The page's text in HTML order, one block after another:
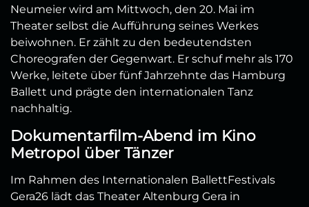
Neumeier wird am Mittwoch, den 20. Mai im
Theater selbst die Aufführung seines Werkes
beiwohnen. Er zählt zu den bedeutendsten
Choreografen der Gegenwart. Er schuf mehr als 170
Werke, leitete über fünf Jahrzehnte das Hamburg
Ballett und prägte den internationalen Tanz
nachhaltig.
Dokumentarfilm-Abend im Kino
Metropol über Tänzer
Im Rahmen des Internationalen BallettFestivals
Gera26 lädt das Theater Altenburg Gera in